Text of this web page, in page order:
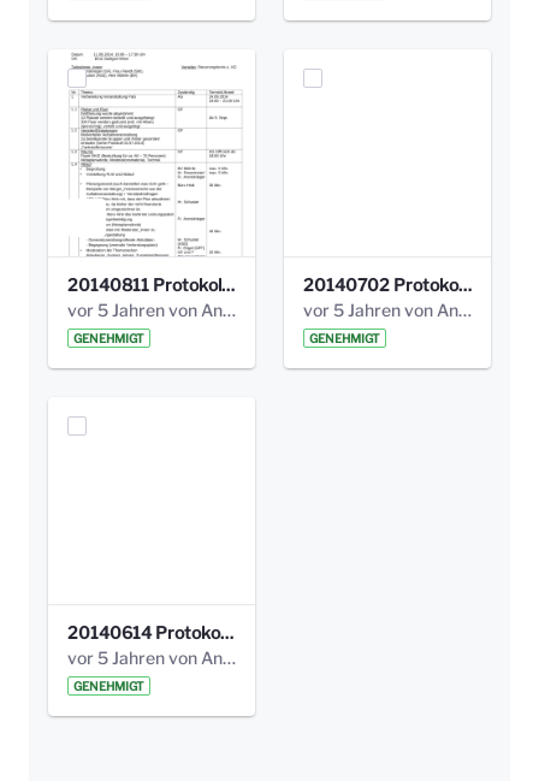
20140811 Protokoll Park am Gesundheitsamt 02.pdf
vor 5 Jahren von Anni Schlumberger
GENEHMIGT
20140702 Protokoll Park am Gesundheitsam 01.pdf
vor 5 Jahren von Anni Schlumberger
GENEHMIGT
20140614 Protokoll Park Am Gesundheitsamt 00.pdf
vor 5 Jahren von Anni Schlumberger
GENEHMIGT